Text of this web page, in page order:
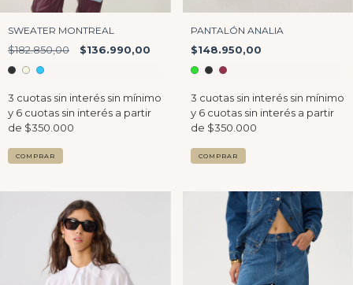
SWEATER MONTREAL
$182.850,00 $136.990,00
COMPRAR
PANTALÓN ANALIA
$148.950,00
COMPRAR